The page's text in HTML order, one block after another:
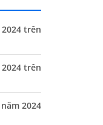
Chủ
công
thông
Phú
trên
trên
2024